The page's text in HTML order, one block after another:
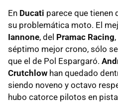
En Ducati parece que tienen
su problemática moto. El
Iannone, del Pramac Racing
séptimo mejor crono, sólo
que el de Pol Espargaró.
Crutchlow han quedado
siendo noveno y octavo
hubo catorce pilotos en